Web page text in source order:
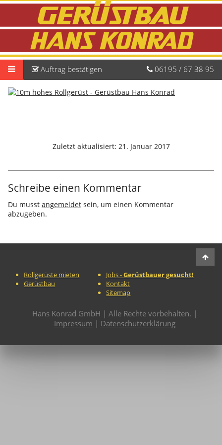
Auftrag bestätigen 06195 / 67 38 95
Zuletzt aktualisiert: 21. Januar 2017
Schreibe einen Kommentar
Du musst angemeldet sein, um einen Kommentar
abzugeben.
Rollgerüste mieten
Gerüstbau
Jobs -Gerüstbauer gesucht!
Kontakt
Sitemap
Hans Konrad GmbH | Alle Rechte vorbehalten. |
Impressum | Datenschutzerklärung